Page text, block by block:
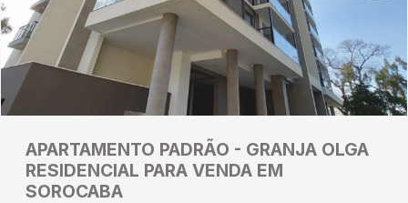
APARTAMENTO PADRÃO - GRANJA OLGA
RESIDENCIAL PARA VENDA EM
SOROCABA